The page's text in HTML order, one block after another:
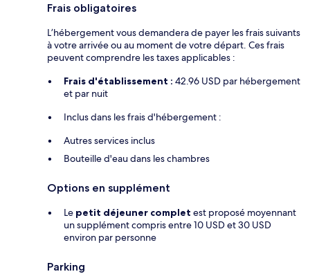
Frais obligatoires
L’hébergement vous demandera de payer les frais suivants
à votre arrivée ou au moment de votre départ. Ces frais
peuvent comprendre les taxes applicables :
Frais d'établissement : 42.96 USD par hébergement
et par nuit
Inclus dans les frais d'hébergement :
Autres services inclus
Bouteille d'eau dans les chambres
Options en supplément
Le petit déjeuner complet est proposé moyennant
un supplément compris entre 10 USD et 30 USD
environ par personne
Parking